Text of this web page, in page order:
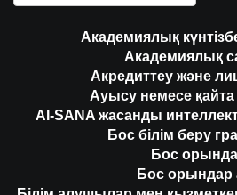
Академиялық
Академиялық
Акредиттеу және
Ауысу немесе
AI-SANA жасанды
Бос білім беру
Бос
Бос орындар